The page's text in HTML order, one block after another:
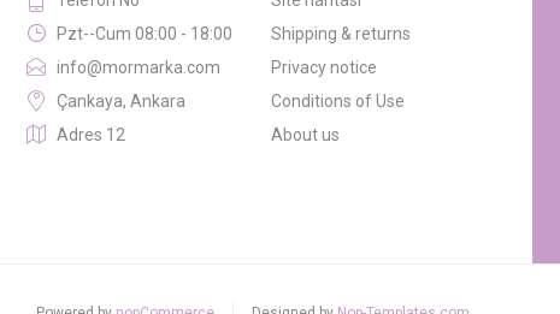
Pzt--Cum 08:00 - 18:00
info@mormarka.com
Çankaya, Ankara
Adres 12
Shipping & returns
Privacy notice
Conditions of Use
About us